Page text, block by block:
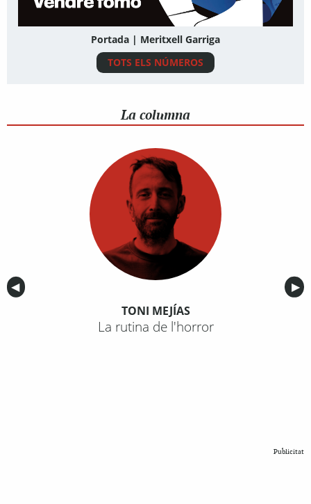
Portada | Meritxell Garriga
TOTS ELS NÚMEROS
La columna
Anterior
◀︎ ▶︎
TONI MEJÍAS
La rutina de l'horror
Publicitat